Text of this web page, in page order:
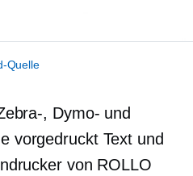
Quelle
, Dymo- und
vorgedrucktText und
von ROLLO